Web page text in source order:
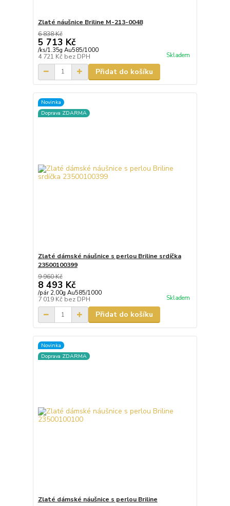
Zlaté náušnice Briline M-213-0048
6 838 Kč
5 713 Kč
/ks/1.35g Au585/1000
4 721 Kč bez DPH Skladem
Přidat do košíku
Novinka
Doprava ZDARMA
Zlaté dámské náušnice s perlou Briline srdíčka
23500100399
9 960 Kč
8 493 Kč
/pár 2,00g Au585/1000
7 019 Kč bez DPH Skladem
Přidat do košíku
Novinka
Doprava ZDARMA
Zlaté dámské náušnice s perlou Briline